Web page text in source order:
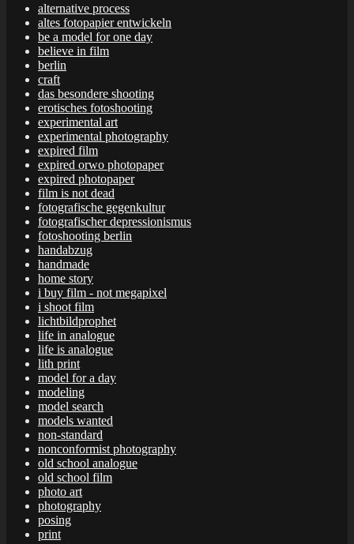
alternative process
altes fotopapier entwickeln
be a model for one day
believe in film
berlin
craft
das besondere shooting
erotisches fotoshooting
experimental art
experimental photography
expired film
expired orwo photopaper
expired photopaper
film is not dead
fotografische gegenkultur
fotografischer depressionismus
fotoshooting berlin
handabzug
handmade
home story
i buy film - not megapixel
i shoot film
lichtbildprophet
life in analogue
life is analogue
lith print
model for a day
modeling
model search
models wanted
non-standard
nonconformist photography
old school analogue
old school film
photo art
photography
posing
print